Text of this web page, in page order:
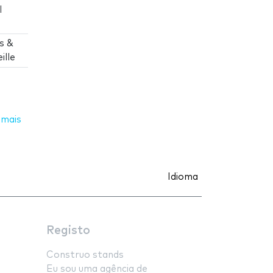
&
Idioma
Registo
Construo stands
Eu sou uma agência de